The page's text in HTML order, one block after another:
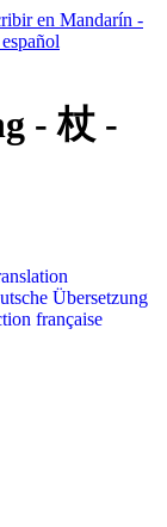
- 杖 -
Übersetzung
française